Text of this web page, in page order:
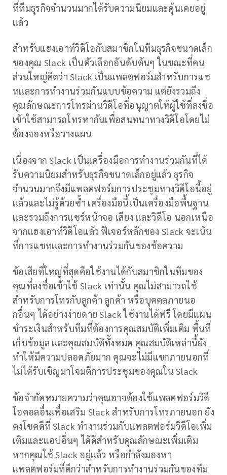
ที่ทีมธุรกิจจำนวนมากได้รับความนิยมและคุ้นเคยอยู่
แล้ว
สำหรับแฮงเอาท์วิดีโอกับสมาชิกในทีมธุรกิจขนาดเล็ก
ของคุณ Slack เป็นตัวเลือกอันดับต้นๆ ในขณะที่คน
ส่วนใหญ่คิดว่า Slack เป็นแพลตฟอร์มสำหรับการแช
ทและการทำงานร่วมกันแบบข้อความ แต่ยังรวมถึง
คุณลักษณะการโทรผ่านวิดีโอที่อนุญาตให้ผู้ใช้ที่ลงชื่อ
เข้าใช้สามารถโทรหากันเพื่อสนทนาทางวิดีโอโดยไม่
ต้องจองหรือวางแผน
เนื่องจาก Slack เป็นเครื่องมือการทำงานร่วมกันที่ได้
รับความนิยมสำหรับธุรกิจขนาดเล็กอยู่แล้ว ธุรกิจ
จำนวนมากจึงมีแพลตฟอร์มการประชุมทางวิดีโอนี้อยู่
แล้วและไม่รู้ด้วยซ้ำ เครื่องมือนี้เป็นเครื่องมือพื้นฐาน
และรวมถึงการแชร์หน้าจอ เสียง และวิดีโอ นอกเหนือ
จากแฮงเอาท์วิดีโอแล้ว ฟีเจอร์หลักของ Slack จะเน้น
ที่การแชทและการทำงานร่วมกันของข้อความ
ข้อเสียที่ใหญ่ที่สุดคือใช้งานได้กับสมาชิกในทีมของ
คุณที่ลงชื่อเข้าใช้ Slack เท่านั้น คุณไม่สามารถใช้
สำหรับการโทรกับลูกค้า ลูกค้า หรือบุคคลภายนอ
กอื่นๆ ได้อย่างง่ายดาย Slack ใช้งานได้ฟรี โดยมีแผน
ชำระเงินสำหรับทีมที่ต้องการคุณสมบัติเพิ่มเติม พื้นที่
เก็บข้อมูล และคุณสมบัติทั้งหมด คุณสมบัติเหล่านี้ยัง
ทำให้มีความปลอดภัยมาก คุณจะไม่มีแขกภายนอกที่
ไม่ได้รับเชิญมาโจมตีการประชุมของคุณใน Slack
ข้อจำกัดหมายความว่าคุณอาจต้องใช้แพลตฟอร์มวิดี
โอคอลอื่นเพื่อเสริม Slack สำหรับการโทรภายนอก ยัง
คงโชคดีที่ Slack ทำงานร่วมกับแพลตฟอร์มวิดีโอเพิ่ม
เติมและแอปอื่นๆ ได้ดีสำหรับคุณลักษณะเพิ่มเติม
หากคุณใช้ Slack อยู่แล้ว หรือกำลังมองหา
แพลตฟอร์มที่ดีกว่าสำหรับการทำงานร่วมกันของทีม